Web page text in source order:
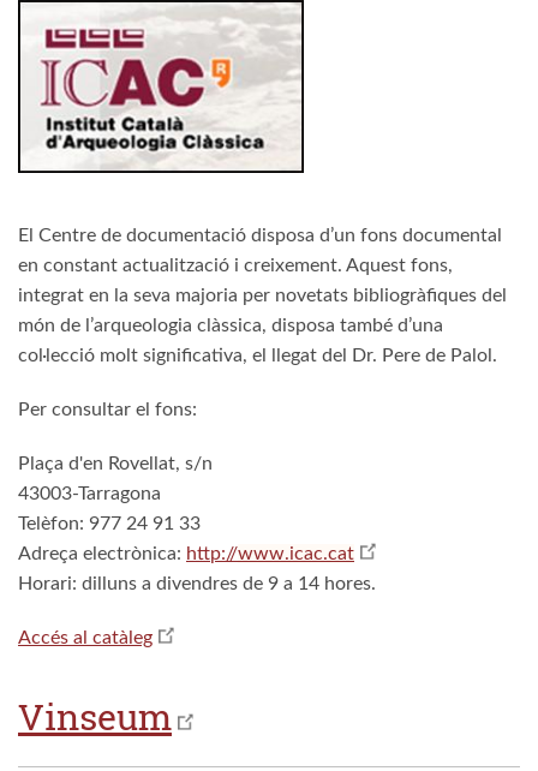
El Centre de documentació disposa d’un fons documental
en constant actualització i creixement. Aquest fons,
integrat en la seva majoria per novetats bibliogràfiques del
món de l’arqueologia clàssica, disposa també d’una
col·lecció molt significativa, el llegat del Dr. Pere de Palol.
Per consultar el fons:
Plaça d'en Rovellat, s/n
43003-Tarragona
Telèfon: 977 24 91 33
Adreça electrònica: http://www.icac.cat
Horari: dilluns a divendres de 9 a 14 hores.
Accés al catàleg
Vinseum